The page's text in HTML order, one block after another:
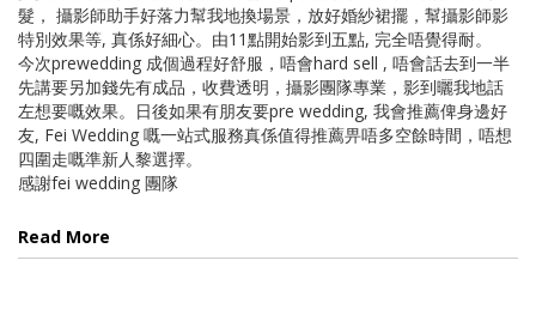
髮， 攝影師助手好落力幫我地換場景，放好婚紗裙擺，幫攝影師影
特別效果等, 真係好細心。由11點開始影到五點, 完全唔覺得耐。
今次prewedding 成個過程好舒服，唔會hard sell , 唔會話去到一半
先講要另加錢先有成品，收費透明，攝影團隊專業，影到曬我地話
左想要嘅效果。日後如果有朋友要pre wedding, 我會推薦俾身邊好
友, Fei Wedding 嘅一站式服務真係值得推薦畀唔多空餘時間，唔想
四圍走嘅準新人黎選擇。
感謝fei wedding 團隊
Read More